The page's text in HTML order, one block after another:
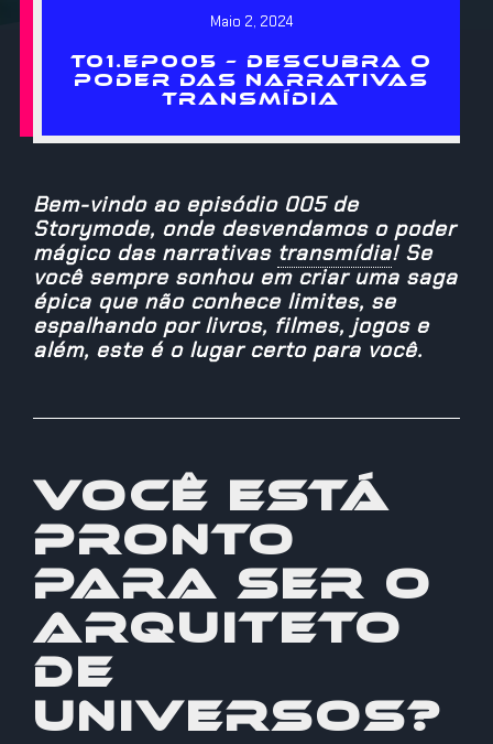
Maio 2, 2024
T01.EP005 – DESCUBRA O
PODER DAS NARRATIVAS
TRANSMÍDIA
Bem-vindo ao episódio 005 de
Storymode, onde desvendamos o poder
mágico das narrativas transmídia!Se
você sempre sonhou em criar uma saga
épica que não conhece limites, se
espalhando por livros, filmes, jogos e
além, este é o lugar certo para você.
Você está
pronto
para ser o
arquiteto
de
universos?